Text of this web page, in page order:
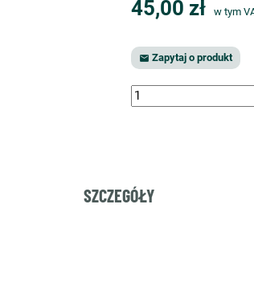
45,00 zł w tym
 Zapytaj o produkt
SZCZEGÓŁY